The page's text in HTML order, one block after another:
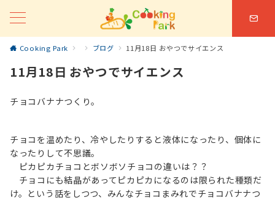
Cooking Park ブログ 11月18日 おやつでサイエンス
11月18日 おやつでサイエンス
チョコバナナつくり。
チョコを温めたり、冷やしたりすると液体になったり、個体に
なったりして不思議。
ピカピカチョコとボソボソチョコの違いは？？
チョコにも結晶があってピカピカになるのは限られた種類だ
け。という話をしつつ、みんなチョコまみれでチョコバナナつ